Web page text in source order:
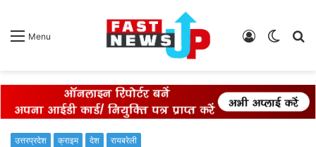
Menu
Switch
Log
उत्तरप्रदेश क्राइम देश रायबरेली